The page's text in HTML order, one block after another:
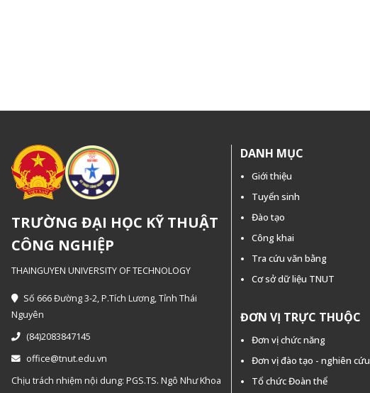
TRƯỜNG ĐẠI HỌC KỸ THUẬT
CÔNG NGHIỆP
THAINGUYEN UNIVERSITY OF TECHNOLOGY
Số 666 Đường 3-2, P.Tích Lương, Tỉnh Thái
Nguyên
(84)2083847145
office@tnut.edu.vn
Chịu trách nhiệm nội dung: PGS.TS. Ngô Như Khoa
DANH MỤC
Giới thiệu
Tuyển sinh
Đào tạo
Công khai
Tra cứu văn bằng
Cơ sở dữ liệu TNUT
ĐƠN VỊ TRỰC THUỘC
Đơn vị chức năng
Đơn vị đào tạo - nghiên cứu
Tổ chức Đoàn thể